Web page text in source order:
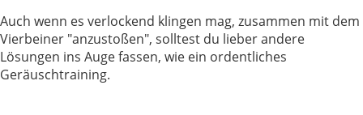
Auch wenn es verlockend klingen mag, zusammen mit dem
Vierbeiner "anzustoßen", solltest du lieber andere
Lösungen ins Auge fassen, wie ein ordentliches
Geräuschtraining.